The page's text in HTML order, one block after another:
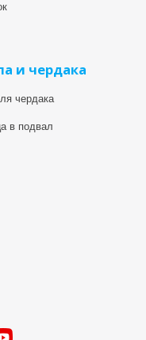
и чердака
чердака
в подвал